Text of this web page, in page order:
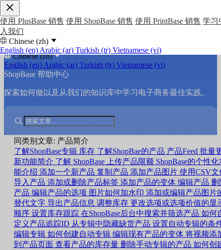
使用 PlusBase 销售 使用 ShopBase 销售 使用 PrintBase 销售 学习
入我们
Chinese (zh)
English (en) Arabic (ar) Turkish (tr) Vietnamese (vi)
Chinese (zh)
English (en) Arabic (ar) Turkish (tr) Vietnamese (vi)
ShopBase 帮助中心
探索如何做以及从我们的知识库中学习电子商务最佳实践。
同类别文章: 产品简介
了解ShopBase专辑 库存 了解ShopBae的产品 产品Feed 批量
新功能简介 了解 ShopBase 上传产品限额 ShopBase的个性化
能介绍 添加一个新产品 复制产品 添加产品图片 使用CSV文
导入产品 添加或删除产品标签 添加产品的变体 编辑产品 删
产品 编辑产品的选项 图片如何加水印 添加或编辑产品图片
替代文字 导出产品信息 调整库存 更改选项或选项价值的显
顺序 设置库存跟踪 在ShopBase后台中搜索并筛选产品 如何
定义产品追踪ID 从专辑中隐藏缺货产品 设置自动专辑的条
编辑专辑 如何创建自动专辑 编辑现有产品的变体 将视频添
到产品页面 查看产品的库存量 删除手动专辑的产品 如何创